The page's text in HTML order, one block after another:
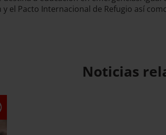
el Pacto Internacional de Refugio así
Noticias